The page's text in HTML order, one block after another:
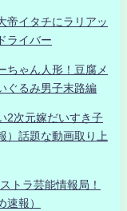
帝イタチにラリアッ
ライバー
ゃん人形！豆腐メ
ぐるみ男子末路編
2次元嫁だいすき子
）話題な動画取り上
トラ芸能情報局！
速報）